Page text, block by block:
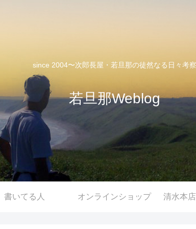
since 2004〜次郎長屋・若旦那の徒然なる日々考察
若旦那Weblog
書いてる人 オンラインショップ 清水本